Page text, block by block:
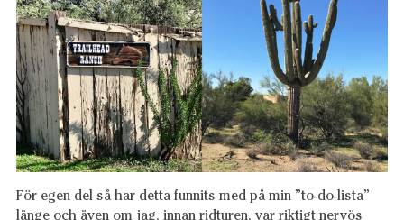
För egen del så har detta funnits med på min ”to-do-lista”
länge och även om jag, innan ridturen, var riktigt nervös